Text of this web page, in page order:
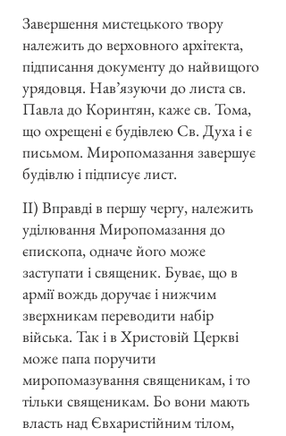
Завершення мистецького твору
належить до верховного архітекта,
підписання документу до найвищого
урядовця. Нав’язуючи до листа св.
Павла до Коринтян, каже св. Тома,
що охрещені є будівлею Св. Духа і є
письмом. Миропомазання завершує
будівлю і підписує лист.
ІІ) Вправді в першу чергу, належить
уділювання Миропомазання до
єпископа, одначе його може
заступати і священик. Буває, що в
армії вождь доручає і нижчим
зверхникам переводити набір
війська. Так і в Христовій Церкві
може папа поручити
миропомазування священикам, і то
тільки священикам. Бо вони мають
власть над Євхаристійним тілом,